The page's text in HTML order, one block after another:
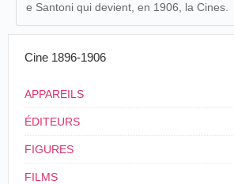
e Santoni qui devient, en 1906, la Cines.
Cine 1896-1906
APPAREILS
ÉDITEURS
FIGURES
FILMS